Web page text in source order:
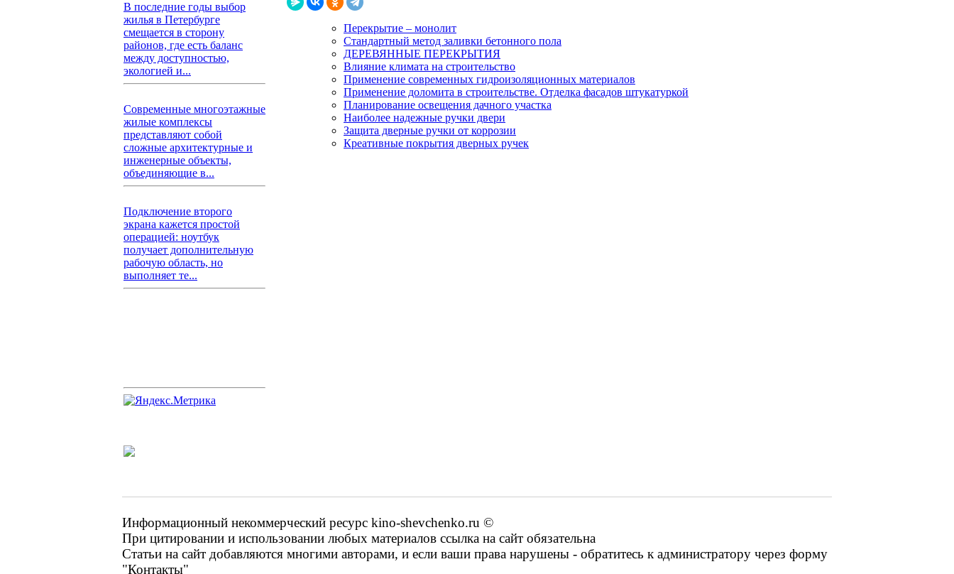
В последние годы выбор
жилья в Петербурге
смещается в сторону
районов, где есть баланс
между доступностью,
экологией и...
Современные многоэтажные
жилые комплексы
представляют собой
сложные архитектурные и
инженерные объекты,
объединяющие в...
Подключение второго
экрана кажется простой
операцией: ноутбук
получает дополнительную
рабочую область, но
выполняет те...
Перекрытие – монолит
Стандартный метод заливки бетонного пола
ДЕРЕВЯННЫЕ ПЕРЕКРЫТИЯ
Влияние климата на строительство
Применение современных гидроизоляционных материалов
Применение доломита в строительстве. Отделка фасадов штукатуркой
Планирование освещения дачного участка
Наиболее надежные ручки двери
Защита дверные ручки от коррозии
Креативные покрытия дверных ручек
Информационный некоммерческий ресурс kino-shevchenko.ru ©
При цитировании и использовании любых материалов ссылка на сайт обязательна
Статьи на сайт добавляются многими авторами, и если ваши права нарушены - обратитесь к администратору через форму
"Контакты"